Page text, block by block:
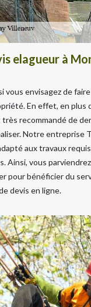
elagueur à
vous envisagez de
En effet, en plus
recommandé de
Notre entreprise
aux travaux
Ainsi, vous
pour bénéficier du
devis en ligne.